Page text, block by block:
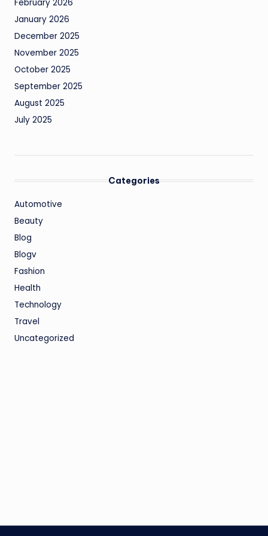
February 2026
January 2026
December 2025
November 2025
October 2025
September 2025
August 2025
July 2025
Categories
Automotive
Beauty
Blog
Blogv
Fashion
Health
Technology
Travel
Uncategorized